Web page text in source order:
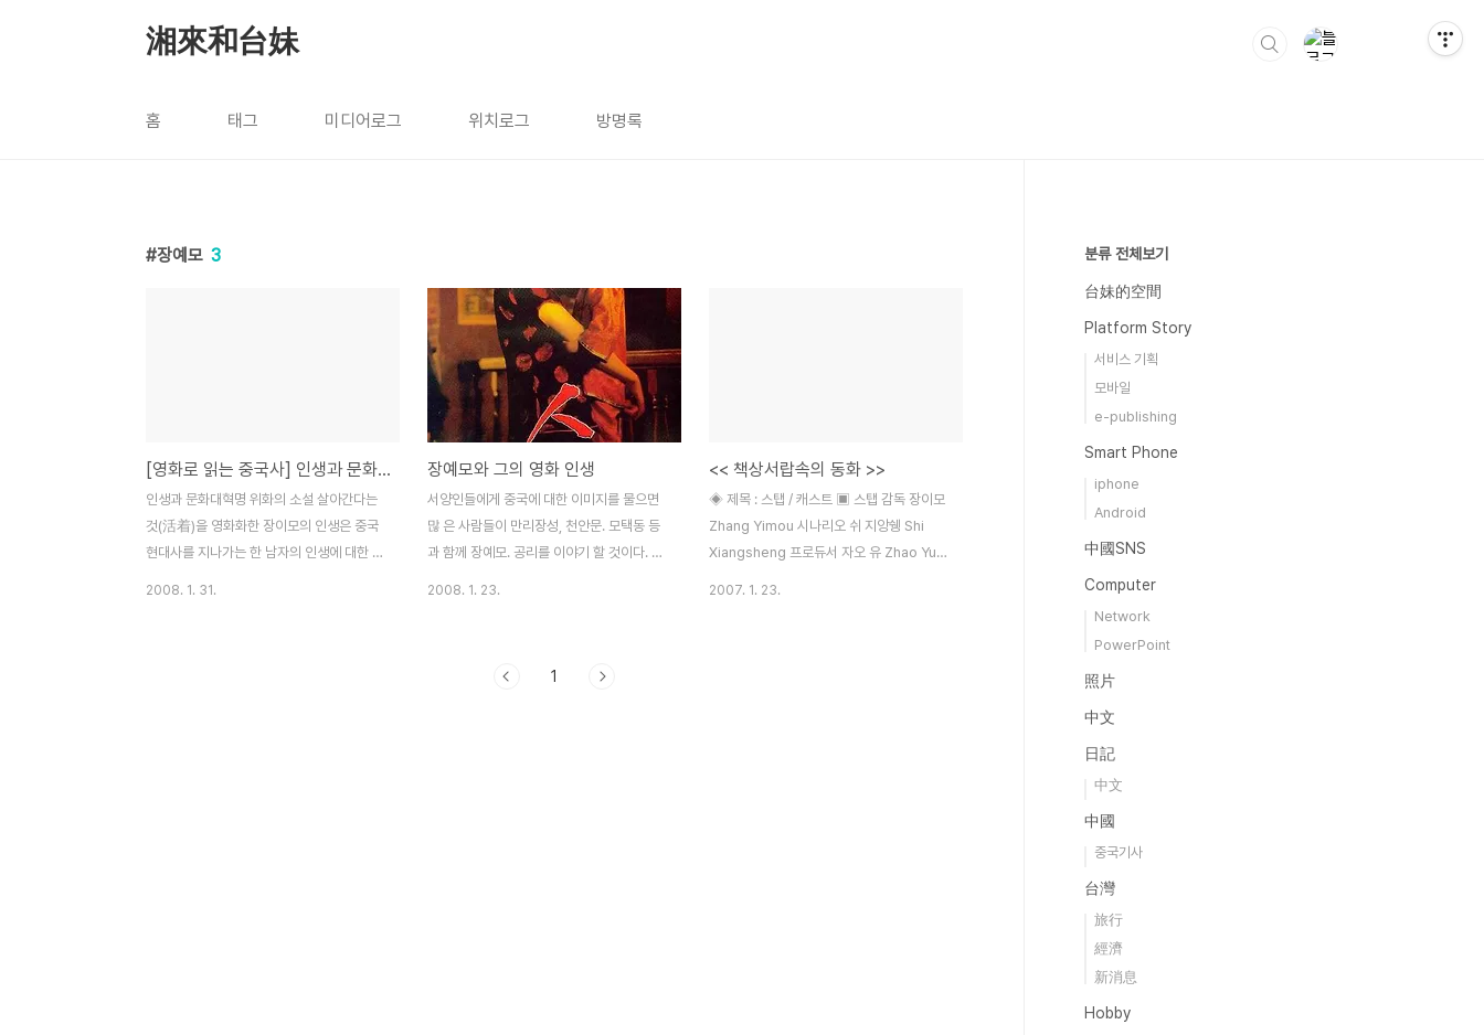
湘來和台妹
홈 태그 미디어로그 위치로그 방명록
장예모 3
[영화로 읽는 중국사] 인생과 문화대혁명
인생과 문화대혁명 위화의 소설 살아간다는
것(活着)을 영화화한 장이모의 인생은 중국
현대사를 지나가는 한 남자의 인생에 대한 기
2008. 1. 31.
장예모와 그의 영화 인생
서양인들에게 중국에 대한 이미지를 물으면
많 은 사람들이 만리장성, 천안문. 모택동 등
과 함께 장예모. 공리를 이야기 할 것이다. 이
감독 영화의 특징이 무엇인지를 간략히 살펴
2008. 1. 23.
<< 책상서랍속의 동화 >>
◈ 제목 : 스탭 / 캐스트 ▣ 스탭 감독 장이모
Zhang Yimou 시나리오 쉬 지앙쉥 Shi
Xiangsheng 프로듀서 자오 유 Zhao Yu
2007. 1. 23.
1
분류 전체보기
台妹的空間
Platform Story
서비스 기획
모바일
e-publishing
Smart Phone
iphone
Android
中國SNS
Computer
Network
PowerPoint
照片
中文
日記
中文
中國
중국기사
台灣
旅行
經濟
新消息
Hobby